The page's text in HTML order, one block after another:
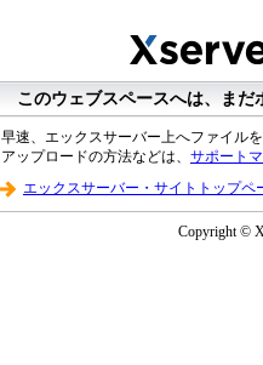
このウェブスペースへは、ま
早速、エックスサーバー上へファイル
アップロードの方法などは、 サポート
エックスサーバー・サイトトップペ
Copyright ©